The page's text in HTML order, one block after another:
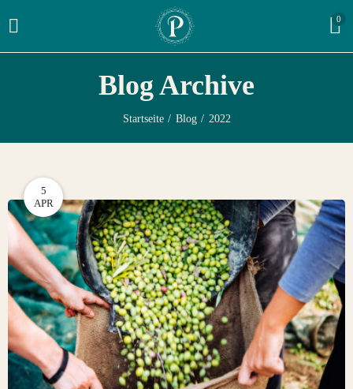
0
Blog Archive
Startseite Blog 2022
5
APR